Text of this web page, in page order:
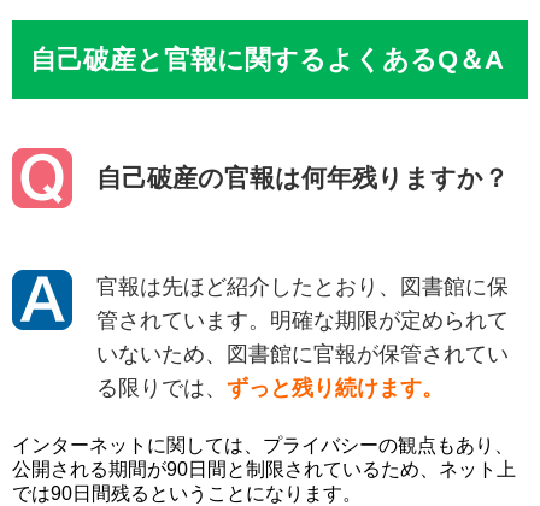
自己破産と官報に関するよくあるQ＆A
自己破産の官報は何年残りますか？
官報は先ほど紹介したとおり、図書館に保
管されています。明確な期限が定められて
いないため、図書館に官報が保管されてい
る限りでは、 ずっと残り続けます。
インターネットに関しては、プライバシーの観点もあり、
公開される期間が90日間と制限されているため、ネット上
では90日間残るということになります。